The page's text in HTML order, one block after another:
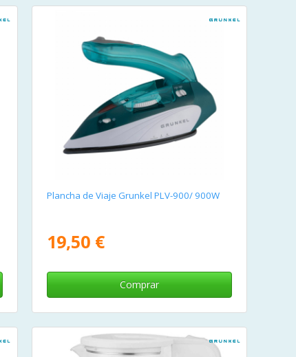
Plancha de Viaje Grunkel PLV-900/ 900W
19,50 €
Comprar